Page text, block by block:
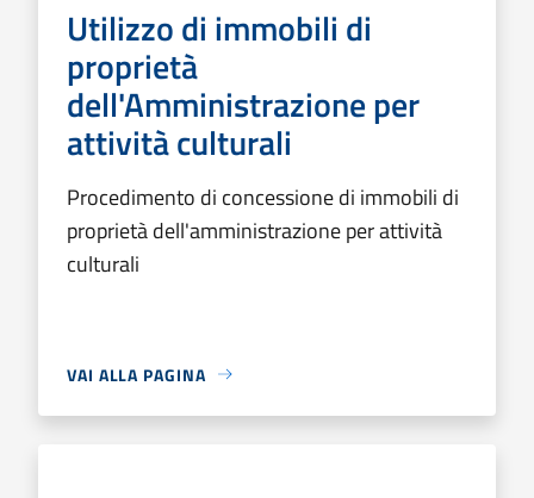
Utilizzo di immobili di
proprietà
dell'Amministrazione per
attività culturali
Procedimento di concessione di immobili di
proprietà dell'amministrazione per attività
culturali
VAI ALLA PAGINA